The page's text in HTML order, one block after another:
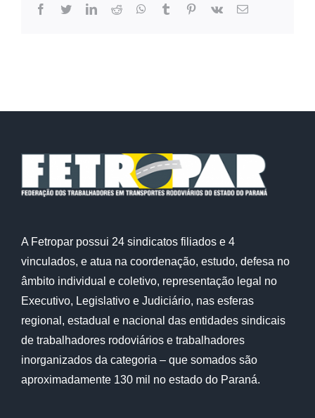
facebook
twitterlinkedinreddit whatsapptumblr pinterest
vk
E-
A Fetropar possui 24 sindicatos filiados e 4
vinculados, e atua na coordenação, estudo, defesa no
âmbito individual e coletivo, representação legal no
Executivo, Legislativo e Judiciário, nas esferas
regional, estadual e nacional das entidades sindicais
de trabalhadores rodoviários e trabalhadores
inorganizados da categoria – que somados são
aproximadamente 130 mil no estado do Paraná.